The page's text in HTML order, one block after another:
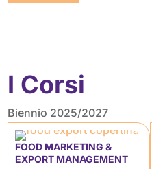
I Corsi
Biennio 2025/2027
FOOD MARKETING &
EXPORT MANAGEMENT